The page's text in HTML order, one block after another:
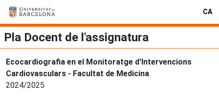
CA
Pla Docent de l'assignatura
Ecocardiografia en el Monitoratge d'Intervencions
Cardiovasculars - Facultat de Medicina
2024/2025